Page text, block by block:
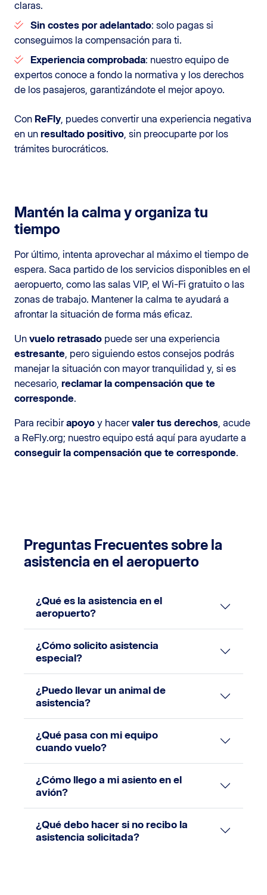
claras.
Sin costes por adelantado: solo pagas si
conseguimos la compensación para ti.
Experiencia comprobada: nuestro equipo de
expertos conoce a fondo la normativa y los derechos
de los pasajeros, garantizándote el mejor apoyo.
Con ReFly, puedes convertir una experiencia negativa
en un resultado positivo, sin preocuparte por los
trámites burocráticos.
Mantén la calma y organiza tu
tiempo
Por último, intenta aprovechar al máximo el tiempo de
espera. Saca partido de los servicios disponibles en el
aeropuerto, como las salas VIP, el Wi-Fi gratuito o las
zonas de trabajo. Mantener la calma te ayudará a
afrontar la situación de forma más eficaz.
Un vuelo retrasado puede ser una experiencia
estresante, pero siguiendo estos consejos podrás
manejar la situación con mayor tranquilidad y, si es
necesario, reclamar la compensación que te
corresponde.
Para recibirapoyo y hacervaler tus derechos, acude
a ReFly.org; nuestro equipo está aquí para ayudarte a
conseguir la compensación que te corresponde.
Preguntas Frecuentes sobre la
asistencia en el aeropuerto
¿Qué es la asistencia en el
aeropuerto?
¿Cómo solicito asistencia
especial?
¿Puedo llevar un animal de
asistencia?
¿Qué pasa con mi equipo
cuando vuelo?
¿Cómo llego a mi asiento en el
avión?
¿Qué debo hacer si no recibo la
asistencia solicitada?